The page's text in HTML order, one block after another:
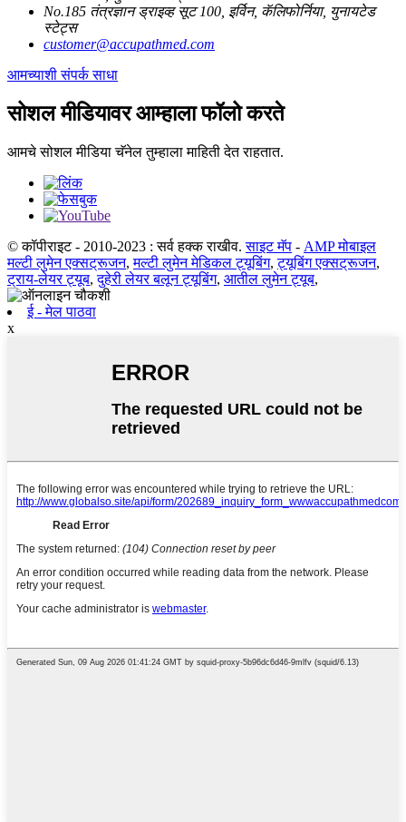
No.185 तंत्रज्ञान ड्राइव्ह सूट 100, इर्विन, कॅलिफोर्निया, युनायटेड
स्टेट्स
customer@accupathmed.com
आमच्याशी संपर्क साधा
सोशल मीडियावर आम्हाला फॉलो करते
आमचे सोशल मीडिया चॅनेल तुम्हाला माहिती देत ​​राहतात.
© कॉपीराइट - 2010-2023 : सर्व हक्क राखीव. साइट मॅप - AMP मोबाइल
मल्टी लुमेन एक्सट्रूजन,मल्टी लुमेन मेडिकल ट्यूबिंग,ट्यूबिंग एक्सट्रूजन,
ट्राय-लेयर ट्यूब,दुहेरी लेयर बलून ट्यूबिंग, आतील लुमेन ट्यूब,
ई - मेल पाठवा
x